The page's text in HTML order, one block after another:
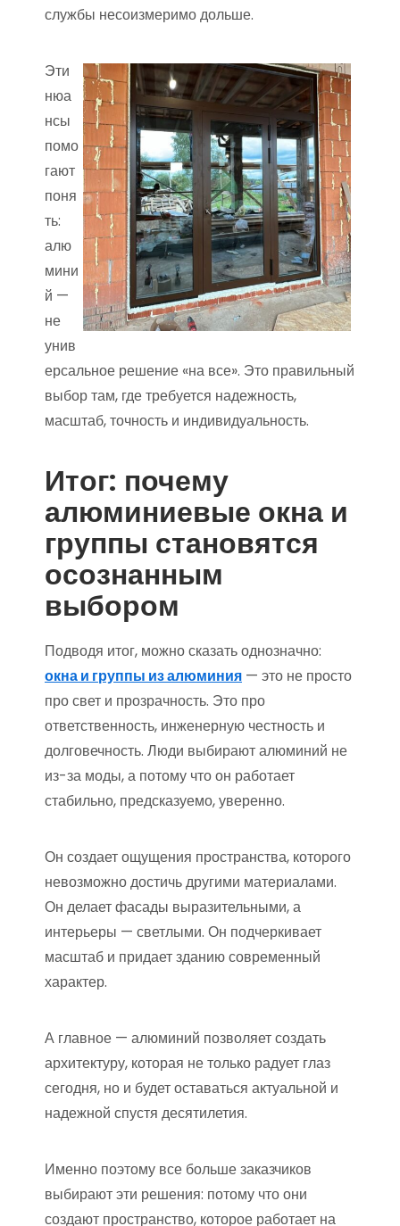
службы несоизмеримо дольше.
Эти
нюа
нсы
помо
гают
поня
ть:
алю
мини
й —
не
унив
ерсальное решение «на все». Это правильный
выбор там, где требуется надежность,
масштаб, точность и индивидуальность.
Итог: почему
алюминиевые окна и
группы становятся
осознанным
выбором
Подводя итог, можно сказать однозначно:
окна и группы из алюминия — это не просто
про свет и прозрачность. Это про
ответственность, инженерную честность и
долговечность. Люди выбирают алюминий не
из-за моды, а потому что он работает
стабильно, предсказуемо, уверенно.
Он создает ощущения пространства, которого
невозможно достичь другими материалами.
Он делает фасады выразительными, а
интерьеры — светлыми. Он подчеркивает
масштаб и придает зданию современный
характер.
А главное — алюминий позволяет создать
архитектуру, которая не только радует глаз
сегодня, но и будет оставаться актуальной и
надежной спустя десятилетия.
Именно поэтому все больше заказчиков
выбирают эти решения: потому что они
создают пространство, которое работает на